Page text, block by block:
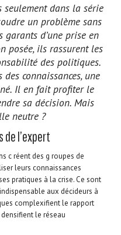
seulement dans la série
un problème sans
d’une prise en
posée, ils rassurent les
des politiques.
connaissances, une
Il en fait profiter le
sa décision. Mais
neutre ?
de l’expert
c réent des g roupes de
leurs connaissances
pratiques à la crise. Ce sont
aux décideurs à
complexifient le rapport
le réseau